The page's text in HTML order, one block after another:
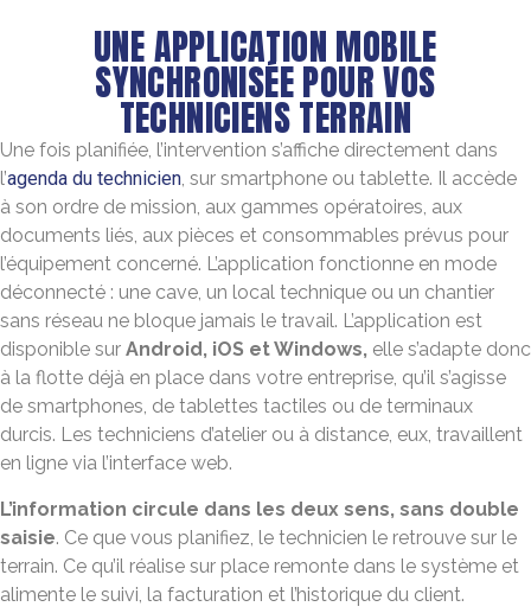
UNE APPLICATION MOBILE
SYNCHRONISÉE POUR VOS
TECHNICIENS TERRAIN
Une fois planifiée, l’intervention s’affiche directement dans
l’agenda du technicien, sur smartphone ou tablette. Il accède
à son ordre de mission, aux gammes opératoires, aux
documents liés, aux pièces et consommables prévus pour
l’équipement concerné. L’application fonctionne en mode
déconnecté : une cave, un local technique ou un chantier
sans réseau ne bloque jamais le travail. L’application est
disponible sur Android, iOS et Windows, elle s’adapte donc
à la flotte déjà en place dans votre entreprise, qu’il s’agisse
de smartphones, de tablettes tactiles ou de terminaux
durcis. Les techniciens d’atelier ou à distance, eux, travaillent
en ligne via l’interface web.
L’information circule dans les deux sens, sans double
saisie. Ce que vous planifiez, le technicien le retrouve sur le
terrain. Ce qu’il réalise sur place remonte dans le système et
alimente le suivi, la facturation et l’historique du client.